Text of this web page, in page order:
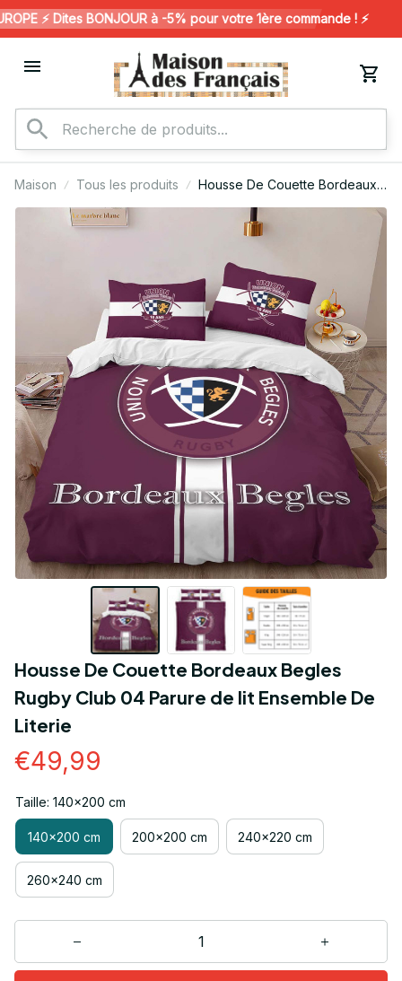
⚡️ Dites BONJOUR à -5% pour votre 1ère commande ! ⚡️
Maison Tous les produits
Housse De Couette Bordeaux
Begles Rugby Club 04 Parure
de lit Ensemble De Literie
Housse De Couette Bordeaux Begles
Rugby Club 04 Parure de lit Ensemble De
Literie
€49,99
Taille: 140x200 cm
140x200 cm 200x200 cm 240x220 cm
260x240 cm